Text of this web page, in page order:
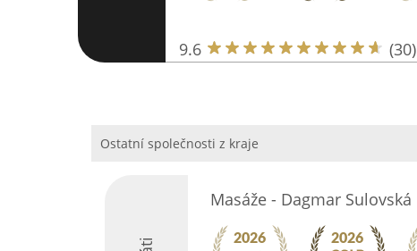
9.6 (30)
Ostatní společnosti z kraje
Masáže - Dagmar Sulovská